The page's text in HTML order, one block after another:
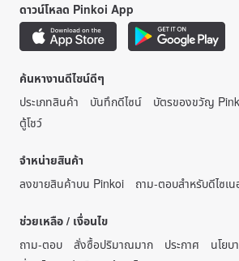
ดาวน์โหลด Pinkoi App
ค้นหางานดีไซน์ดีๆ
ประเภทสินค้า
บันทึกดีไซน์ บัตรของขวัญ
ตู้โชว์
จำหน่ายสินค้า
ลงขายสินค้าบน Pinkoi
ถาม-ตอบสำหรับดีไซเน
ช่วยเหลือ / เงื่อนไข
ถาม-ตอบ
สั่งซื้อปริมาณมาก ประกาศ
นโยบ